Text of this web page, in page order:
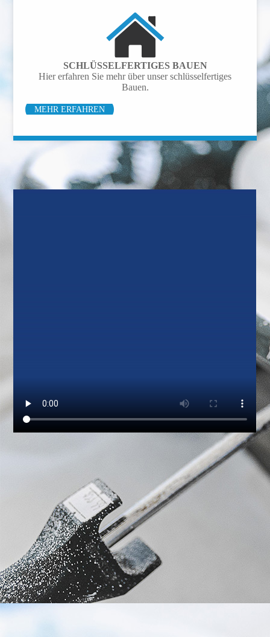
SCHLÜSSEL­FERTIGES BAUEN
Hier erfahren Sie mehr über unser schlüsselfertiges
Bauen.
MEHR ERFAHREN